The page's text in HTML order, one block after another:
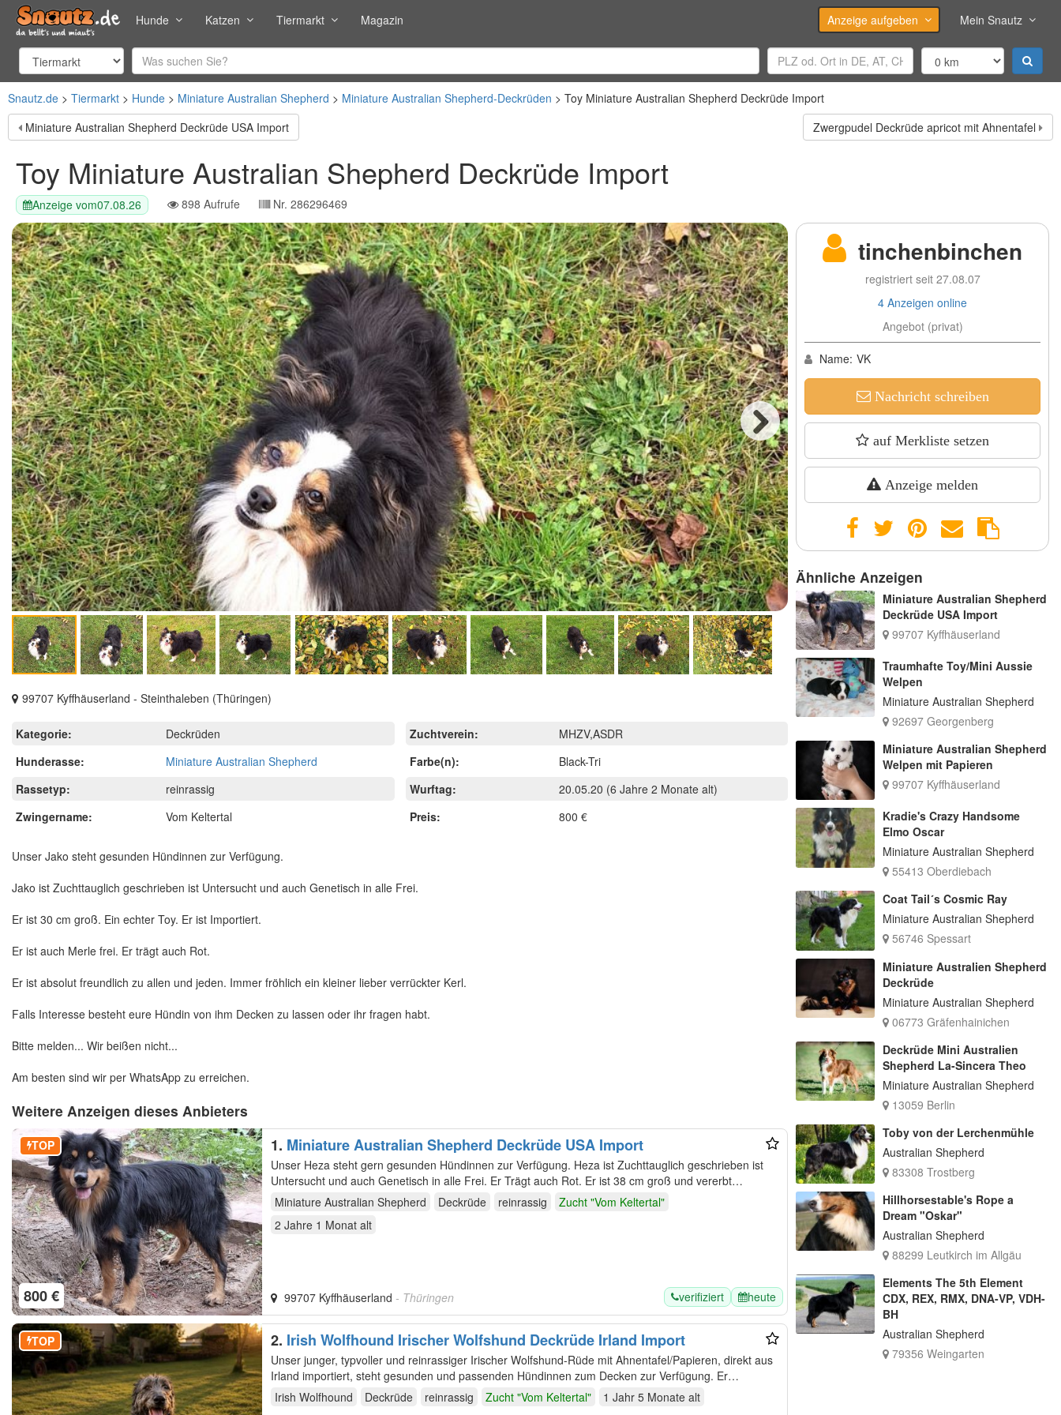
Hunde Katzen Tiermarkt Magazin Anzeige aufgeben Mein Snautz
Snautz.de Tiermarkt Hunde Miniature Australian Shepherd Miniature Australian Shepherd-Deckrüden
Toy Miniature Australian Shepherd Deckrüde Import
Miniature Australian Shepherd Deckrüde USA Import
Zwergpudel Deckrüde apricot mit Ahnentafel
Toy Miniature Australian Shepherd Deckrüde Import
Anzeige vom07.08.26 898 Aufrufe Nr. 286296469
Next
99707 Kyffhäuserland - Steinthaleben (Thüringen)
Kategorie:
Deckrüden
Hunderasse:
Miniature Australian Shepherd
Rassetyp:
reinrassig
Zwingername:
Vom Keltertal
Zuchtverein:
MHZV,ASDR
Farbe(n):
Black-Tri
Wurftag:
20.05.20 (6 Jahre 2 Monate alt)
Preis:
800 €
Unser Jako steht gesunden Hündinnen zur Verfügung.
Jako ist Zuchttauglich geschrieben ist Untersucht und auch Genetisch in alle Frei.
Er ist 30 cm groß. Ein echter Toy. Er ist Importiert.
Er ist auch Merle frei. Er trägt auch Rot.
Er ist absolut freundlich zu allen und jeden. Immer fröhlich ein kleiner lieber verrückter Kerl.
Falls Interesse besteht eure Hündin von ihm Decken zu lassen oder ihr fragen habt.
Bitte melden... Wir beißen nicht...
Am besten sind wir per WhatsApp zu erreichen.
Weitere Anzeigen dieses Anbieters
1. Miniature Australian Shepherd Deckrüde USA Import
800 €
TOP
Unser Heza steht gern gesunden Hündinnen zur Verfügung. Heza ist Zuchttauglich geschrieben ist
Untersucht und auch Genetisch in alle Frei. Er Trägt auch Rot. Er ist 38 cm groß und vererbt…
Miniature Australian Shepherd
Deckrüde reinrassig
Zucht "Vom Keltertal"
2 Jahre 1 Monatalt
99707 Kyffhäuserland - Thüringen verifiziert heute
2. Irish Wolfhound Irischer Wolfshund Deckrüde Irland Import
TOP
Unser junger, typvoller und reinrassiger Irischer Wolfshund-Rüde mit Ahnentafel/Papieren, direkt aus
Irland importiert, steht gesunden und passenden Hündinnen zum Decken zur Verfügung. Er…
Irish Wolfhound
Deckrüde reinrassig Zucht "Vom Keltertal" 1 Jahr 5 Monatealt
tinchenbinchen
registriert seit 27.08.07
4 Anzeigen online
Angebot (privat)
Name: VK
Nachricht schreiben
auf Merkliste setzen
Anzeige melden
Ähnliche Anzeigen
Miniature Australian Shepherd
Deckrüde USA Import
99707 Kyffhäuserland
Traumhafte Toy/Mini Aussie
Welpen
Miniature Australian Shepherd
92697 Georgenberg
Miniature Australian Shepherd
Welpen mit Papieren
99707 Kyffhäuserland
Kradie's Crazy Handsome
Elmo Oscar
Miniature Australian Shepherd
55413 Oberdiebach
Coat Tail´s Cosmic Ray
Miniature Australian Shepherd
56746 Spessart
Miniature Australien Shepherd
Deckrüde
Miniature Australian Shepherd
06773 Gräfenhainichen
Deckrüde Mini Australien
Shepherd La-Sincera Theo
Miniature Australian Shepherd
13059 Berlin
Toby von der Lerchenmühle
Australian Shepherd
83308 Trostberg
Hillhorsestable's Rope a
Dream "Oskar"
Australian Shepherd
88299 Leutkirch im Allgäu
Elements The 5th Element
CDX, REX, RMX, DNA-VP, VDH-
BH
Australian Shepherd
79356 Weingarten